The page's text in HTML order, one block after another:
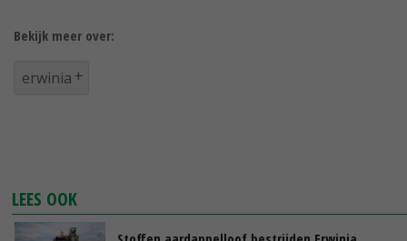
Bekijk meer over:
erwinia
LEES OOK